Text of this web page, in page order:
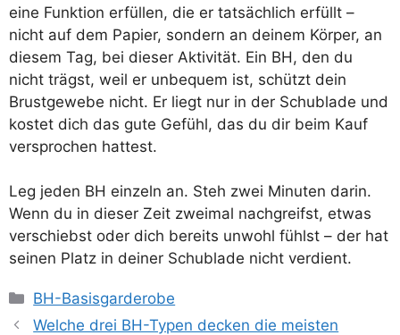
eine Funktion erfüllen, die er tatsächlich erfüllt –
nicht auf dem Papier, sondern an deinem Körper, an
diesem Tag, bei dieser Aktivität. Ein BH, den du
nicht trägst, weil er unbequem ist, schützt dein
Brustgewebe nicht. Er liegt nur in der Schublade und
kostet dich das gute Gefühl, das du dir beim Kauf
versprochen hattest.
Leg jeden BH einzeln an. Steh zwei Minuten darin.
Wenn du in dieser Zeit zweimal nachgreifst, etwas
verschiebst oder dich bereits unwohl fühlst – der hat
seinen Platz in deiner Schublade nicht verdient.
Kategorien
BH-Basisgarderobe
Welche drei BH-Typen decken die meisten